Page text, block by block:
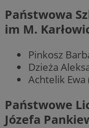
Państwowa
im M.
Pinkosz
Dzieża
Achtelik Ewa
Państwowe
Józefa